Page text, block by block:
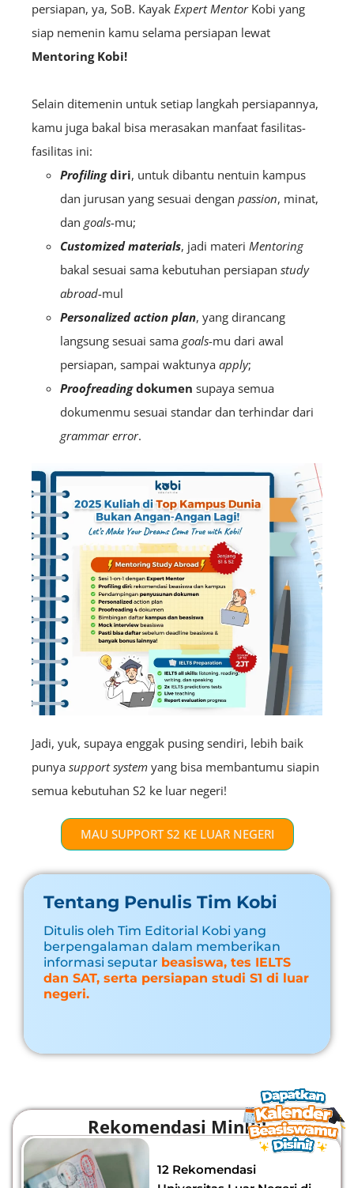
persiapan, ya, SoB. Kayak ExpertMentorKobi yang
siap nemenin kamu selama persiapan lewat
Mentoring Kobi!
Selain ditemenin untuk setiap langkah persiapannya,
kamu juga bakal bisa merasakan manfaat fasilitas-
fasilitas ini:
Profilingdiri, untuk dibantu nentuin kampus
dan jurusan yang sesuai dengan passion, minat,
dan goals-mu;
Customized materials, jadi materi Mentoring
bakal sesuai sama kebutuhan persiapan study
abroad-mul
Personalized action plan, yang dirancang
langsung sesuai sama goals-mu dari awal
persiapan, sampai waktunya apply;
Proofreadingdokumen supaya semua
dokumenmu sesuai standar dan terhindar dari
grammar error.
Jadi, yuk, supaya enggak pusing sendiri, lebih baik
punya support system yang bisa membantumu siapin
semua kebutuhan S2 ke luar negeri!
MAU SUPPORT S2 KE LUAR NEGERI
Tentang Penulis Tim Kobi
Ditulis oleh Tim Editorial Kobi yang
berpengalaman dalam memberikan
informasi seputar beasiswa, tes IELTS
dan SAT, serta persiapan studi S1 di luar
negeri.
Rekomendasi MinBi!
12 Rekomendasi